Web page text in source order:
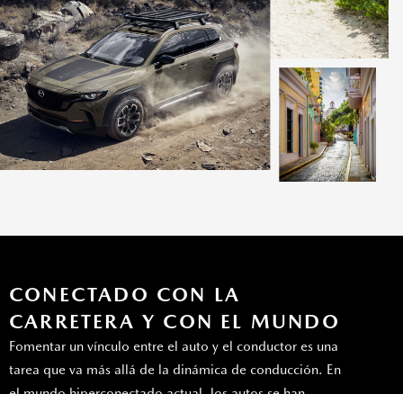
CONECTADO CON LA
CARRETERA Y CON EL MUNDO
Fomentar un vínculo entre el auto y el conductor es una
tarea que va más allá de la dinámica de conducción. En